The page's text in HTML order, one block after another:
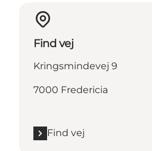
Find vej
Kringsmindevej 9
7000 Fredericia
Find vej